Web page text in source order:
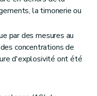
la timonerie ou
par des mesures au
concentrations de
d'explosivité ont été